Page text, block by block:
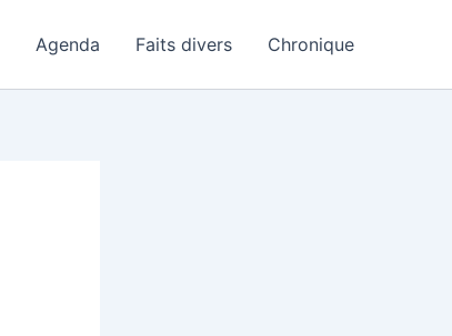
Agenda Faits divers Chronique